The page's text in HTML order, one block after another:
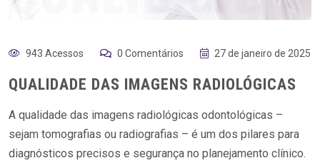
943 Acessos 0 Comentários 27 de janeiro de 2025
QUALIDADE DAS IMAGENS RADIOLÓGICAS
A qualidade das imagens radiológicas odontológicas –
sejam tomografias ou radiografias – é um dos pilares para
diagnósticos precisos e segurança no planejamento clínico.